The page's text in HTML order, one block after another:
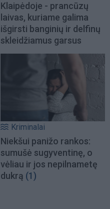
Klaipėdoje - prancūzų
laivas, kuriame galima
išgirsti banginių ir delfinų
skleidžiamus garsus
Kriminalai
Niekšui panižo rankos:
sumušė sugyventinę, o
vėliau ir jos nepilnametę
dukrą (1)